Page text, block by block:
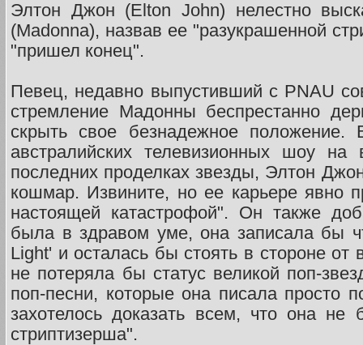
Элтон Джон (Elton John) нелестно
(Madonna), назвав ее "разукрашенной
"пришел конец".
Певец, недавно выпустивший с PNAU
стремление Мадонны беспрестанно
скрыть свое безнадежное
австралийских телевизионных шоу
последних проделках звезды, Элтон
кошмар. Извините, но ее карьере явно
настоящей катастрофой". Он также
была в здравом уме, она записала бы
Light' и осталась бы стоять в стороне от
не потеряла бы статус великой поп-
поп-песни, которые она писала просто
захотелось доказать всем, что она не
стриптизерша".